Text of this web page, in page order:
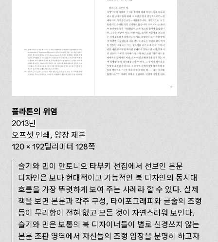
플라톤의 위염
2013년
오프셋 인쇄, 양장 제본
120 × 192밀리미터 128쪽
슬기와 민이 안토니오 타부키 선집에서 선보인 본문
디자인은 보다 현대적이고 기능적인 북 디자인의 동시대
흐름을 가장 뚜렷하게 보여 주는 사례라 할 수 있다. 실제
책을 보면 본문과 각주 구성, 타이포그래피와 글줄의 조형
등이 무리함이 전혀 없고 모든 것이 자연스러워 보인다.
슬기와 민은 보통의 북 디자이너들이 별로 신경쓰지 않는
본문 조판 영역에서 자신들의 조형 입장을 분명히 하고자